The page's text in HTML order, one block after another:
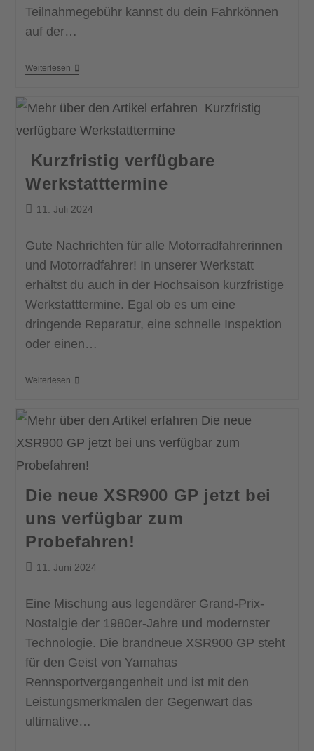
Teilnahmegebühr kannst du dein Fahrkönnen
auf der…
Weiterlesen
Kurzfristig verfügbare
Werkstatttermine
11. Juli 2024
Gute Nachrichten für alle Motorradfahrerinnen
und Motorradfahrer! In unserer Werkstatt
erhältst du auch in der Hochsaison kurzfristige
Werkstatttermine. Egal ob es um eine
dringende Reparatur, eine schnelle Inspektion
oder einen…
Weiterlesen
Die neue XSR900 GP jetzt bei
uns verfügbar zum
Probefahren!
11. Juni 2024
Eine Mischung aus legendärer Grand-Prix-
Nostalgie der 1980er-Jahre und modernster
Technologie. Die brandneue XSR900 GP steht
für den Geist von Yamahas
Rennsportvergangenheit und ist mit den
Leistungsmerkmalen der Gegenwart das
ultimative…